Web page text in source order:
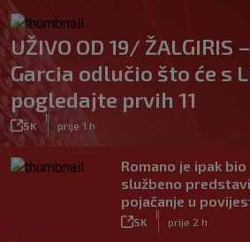
UŽIVO OD 19/ ŽALGIRIS
Garcia odlučio što će s
pogledajte prvih 11
SK prije 1 h
Romano je ipak
službeno
pojačanje u
SK prije 2 h